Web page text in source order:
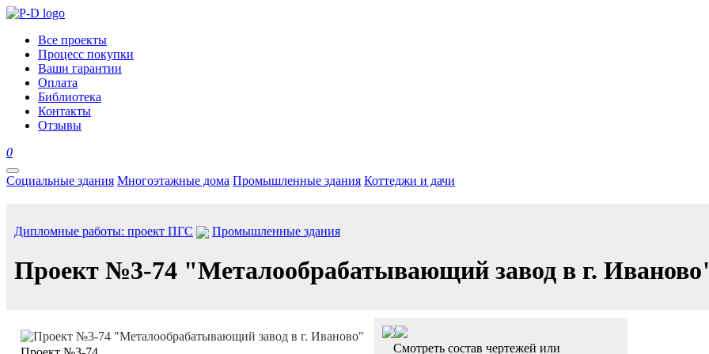
Все проекты
Процесс покупки
Ваши гарантии
Оплата
Библиотека
Контакты
Отзывы
0
Социальные здания Многоэтажные дома Промышленные здания Коттеджи и дачи
Дипломные работы: проект ПГС Промышленные здания
Проект №3-74 "Металообрабатывающий завод в г.
Смотреть состав чертежей или